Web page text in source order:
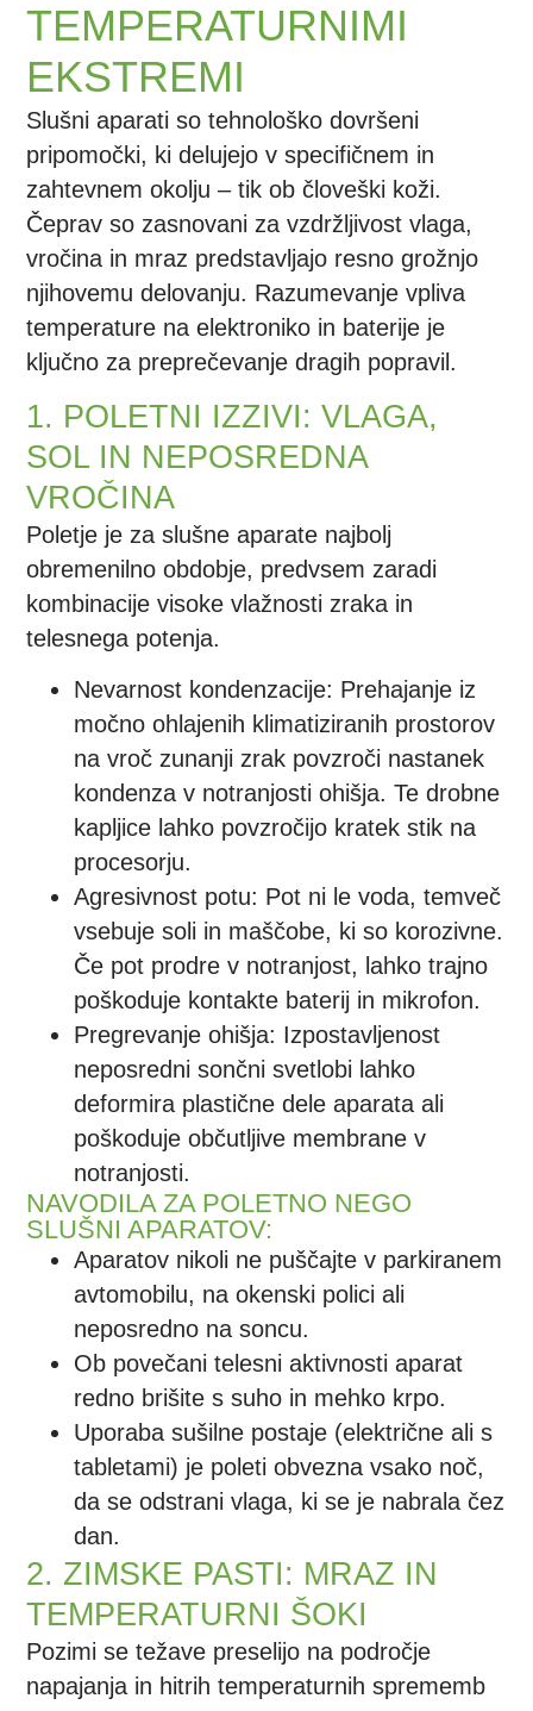
TEMPERATURNIMI
EKSTREMI
Slušni aparati so tehnološko dovršeni
pripomočki, ki delujejo v specifičnem in
zahtevnem okolju – tik ob človeški koži.
Čeprav so zasnovani za vzdržljivost vlaga,
vročina in mraz predstavljajo resno grožnjo
njihovemu delovanju. Razumevanje vpliva
temperature na elektroniko in baterije je
ključno za preprečevanje dragih popravil.
1. POLETNI IZZIVI: VLAGA,
SOL IN NEPOSREDNA
VROČINA
Poletje je za slušne aparate najbolj
obremenilno obdobje, predvsem zaradi
kombinacije visoke vlažnosti zraka in
telesnega potenja.
Nevarnost kondenzacije: Prehajanje iz
močno ohlajenih klimatiziranih prostorov
na vroč zunanji zrak povzroči nastanek
kondenza v notranjosti ohišja. Te drobne
kapljice lahko povzročijo kratek stik na
procesorju.
Agresivnost potu: Pot ni le voda, temveč
vsebuje soli in maščobe, ki so korozivne.
Če pot prodre v notranjost, lahko trajno
poškoduje kontakte baterij in mikrofon.
Pregrevanje ohišja: Izpostavljenost
neposredni sončni svetlobi lahko
deformira plastične dele aparata ali
poškoduje občutljive membrane v
notranjosti.
NAVODILA ZA POLETNO NEGO
SLUŠNI APARATOV:
Aparatov nikoli ne puščajte v parkiranem
avtomobilu, na okenski polici ali
neposredno na soncu.
Ob povečani telesni aktivnosti aparat
redno brišite s suho in mehko krpo.
Uporaba sušilne postaje (električne ali s
tabletami) je poleti obvezna vsako noč,
da se odstrani vlaga, ki se je nabrala čez
dan.
2. ZIMSKE PASTI: MRAZ IN
TEMPERATURNI ŠOKI
Pozimi se težave preselijo na področje
napajanja in hitrih temperaturnih sprememb